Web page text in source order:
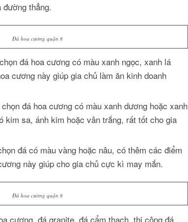
thẳng.
Đá hoa cương quận 8
đá hoa cương có màu xanh ngọc, xanh lá
cương này giúp gia chủ làm ăn kinh doanh
đá hoa cương có màu xanh dương hoặc xanh
kim sa, ánh kim hoặc vân trắng, rất tốt cho gia
đá có màu vàng hoặc nâu, có thêm các điểm
này giúp cho gia chủ cực kì may mắn.
Đá hoa cương quận 8
cương, đá granite, đá cẩm thạch, thi công đá